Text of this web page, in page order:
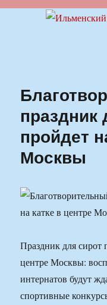
Ильменский
праздник
пройдет
Москвы
Праздник для сирот
центре Москвы:
интернатов будут
спортивные